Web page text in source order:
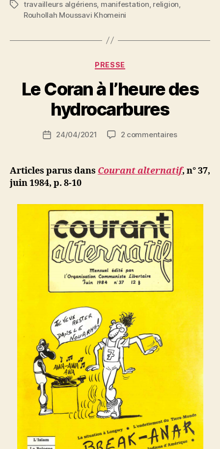
lutte
Étiquettes
travailleurs algériens, manifestation, religion,
Rouhollah Moussavi Khomeini
Catégories
PRESSE
Le Coran à l’heure des
hydrocarbures
Auteur
a
S
N
ji
Date24/04/2021 2 commentairessur
à
l’heure
Articles parus dans Courant alternatif, n° 37,
juin 1984, p. 8-10